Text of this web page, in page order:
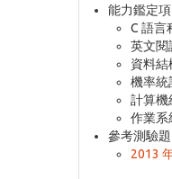
能力鑑定
C 語言
英文閱
資料結
機率統
計算機
作業系
參考測驗題
2013